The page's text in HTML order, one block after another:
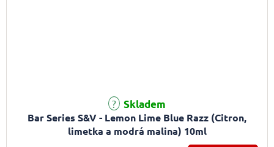
Bar Series S&V - Lemon Lime Blue Razz (Citron,
limetka a modrá malina) 10ml
Skladem